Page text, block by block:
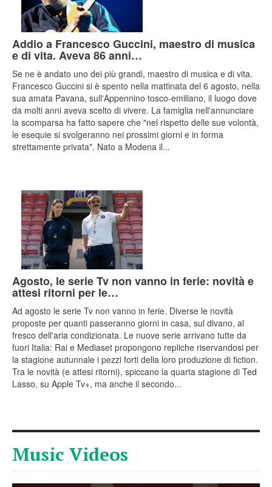
Addio a Francesco Guccini, maestro di musica
e di vita. Aveva 86 anni…
Se ne è andato uno dei più grandi, maestro di musica e di vita.
Francesco Guccini si è spento nella mattinata del 6 agosto, nella
sua amata Pavana, sull'Appennino tosco-emiliano, il luogo dove
da molti anni aveva scelto di vivere. La famiglia nell'annunciare
la scomparsa ha fatto sapere che "nel rispetto delle sue volontà,
le esequie si svolgeranno nei prossimi giorni e in forma
strettamente privata". Nato a Modena il...
Agosto, le serie Tv non vanno in ferie: novità e
attesi ritorni per le…
Ad agosto le serie Tv non vanno in ferie. Diverse le novità
proposte per quanti passeranno giorni in casa, sul divano, al
fresco dell'aria condizionata. Le nuove serie arrivano tutte da
fuori Italia: Rai e Mediaset propongono repliche riservandosi per
la stagione autunnale i pezzi forti della loro produzione di fiction.
Tra le novità (e attesi ritorni), spiccano la quarta stagione di Ted
Lasso, su Apple Tv+, ma anche il secondo...
Music Videos